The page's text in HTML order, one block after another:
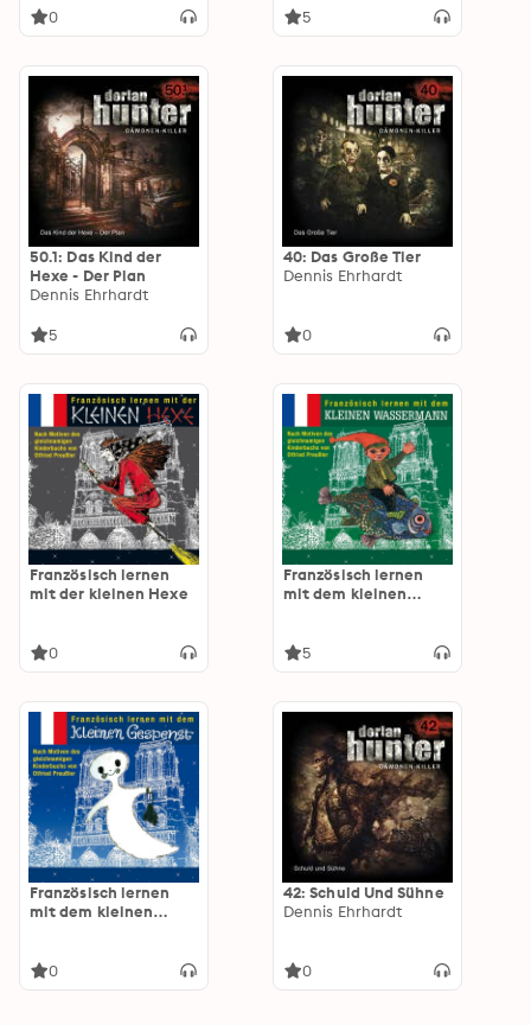
0 5
50.1: Das Kind der
Hexe - Der Plan
Dennis Ehrhardt
5
40: Das Große Tier
Dennis Ehrhardt
0
Französisch lernen
mit der kleinen Hexe
0
Französisch lernen
mit dem kleinen
5
Französisch lernen
mit dem kleinen
0
42: Schuld Und Sühne
Dennis Ehrhardt
0